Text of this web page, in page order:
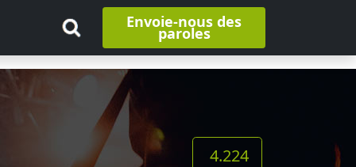
Envoie-nous des
paroles
4.224